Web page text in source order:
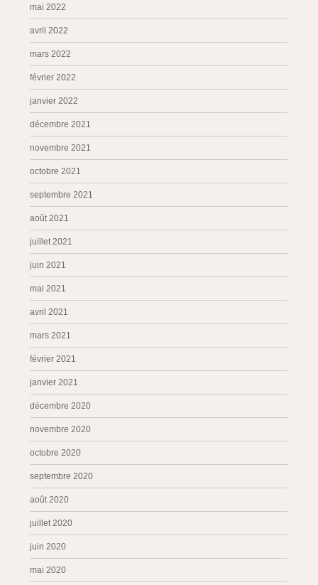
mai 2022
avril 2022
mars 2022
février 2022
janvier 2022
décembre 2021
novembre 2021
octobre 2021
septembre 2021
août 2021
juillet 2021
juin 2021
mai 2021
avril 2021
mars 2021
février 2021
janvier 2021
décembre 2020
novembre 2020
octobre 2020
septembre 2020
août 2020
juillet 2020
juin 2020
mai 2020